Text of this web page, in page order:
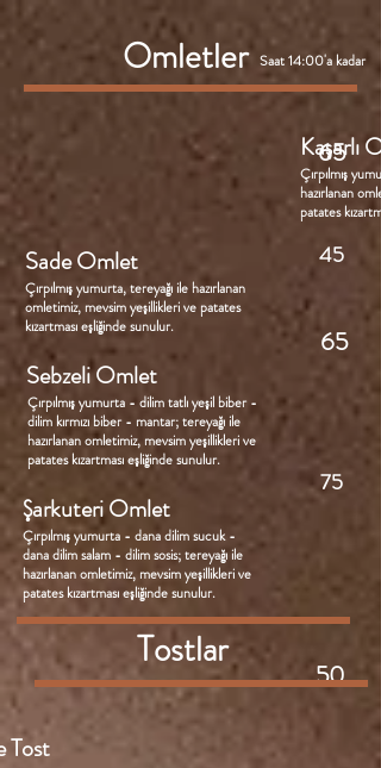
Omletler Saat 14:00'a kadar
Sade Omlet
Çırpılmış yumurta, tereyağı ile hazırlanan
omletimiz, mevsim yeşillikleri ve patates
kızartması eşliğinde sunulur.
Sebzeli Omlet
Çırpılmış yumurta - dilim tatlı yeşil biber -
dilim kırmızı biber - mantar; tereyağı ile
hazırlanan omletimiz, mevsim yeşillikleri ve
patates kızartması eşliğinde sunulur.
Şarkuteri Omlet
65
Kaşarlı
Çırpılmış
hazırlanan
patates
45
65
75
Çırpılmış yumurta - dana dilim sucuk -
dana dilim salam - dilim sosis; tereyağı ile
hazırlanan omletimiz, mevsim yeşillikleri ve
patates kızartması eşliğinde sunulur.
50
Tostlar
Tost